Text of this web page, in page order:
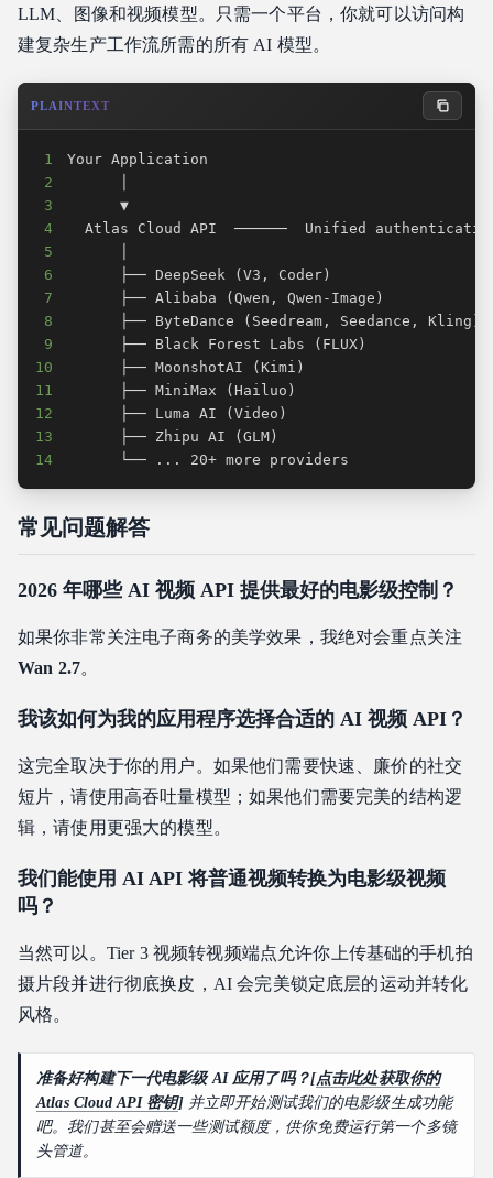
LLM、图像和视频模型。只需一个平台，你就可以访问构
建复杂生产工作流所需的所有 AI 模型。
PLAINTEXT
1
2
3
4
5
6
7
8
9
10
11
12
13
14
      └── ... 20+ more providers
常见问题解答
2026 年哪些 AI 视频 API 提供最好的电影级控制？
如果你非常关注电子商务的美学效果，我绝对会重点关注
Wan 2.7。
我该如何为我的应用程序选择合适的 AI 视频 API？
这完全取决于你的用户。如果他们需要快速、廉价的社交
短片，请使用高吞吐量模型；如果他们需要完美的结构逻
辑，请使用更强大的模型。
我们能使用 AI API 将普通视频转换为电影级视频
吗？
当然可以。Tier 3 视频转视频端点允许你上传基础的手机拍
摄片段并进行彻底换皮，AI 会完美锁定底层的运动并转化
风格。
准备好构建下一代电影级 AI 应用了吗？[点击此处获取你的
Atlas Cloud API 密钥]并立即开始测试我们的电影级生成功能
吧。我们甚至会赠送一些测试额度，供你免费运行第一个多镜
头管道。